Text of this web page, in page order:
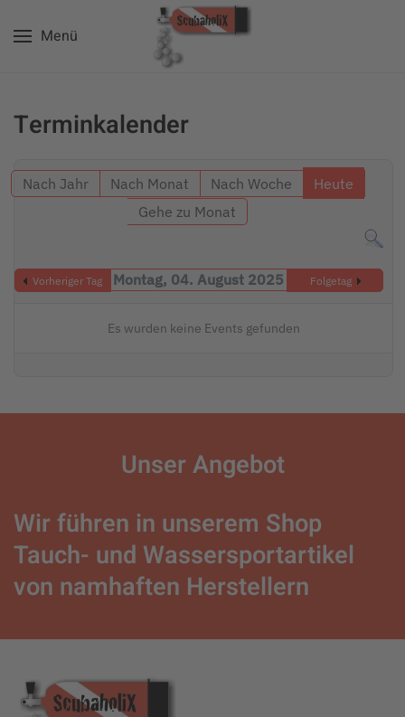
Zum Hauptinhalt springen
Menü
Terminkalender
Nach Jahr Nach Monat Nach Woche
Heute
Gehe zu Monat
Vorheriger Tag Montag, 04. August 2025 Folgetag
Es wurden keine Events gefunden
Unser Angebot
Wir führen in unserem Shop
Tauch- und Wassersportartikel
von namhaften Herstellern